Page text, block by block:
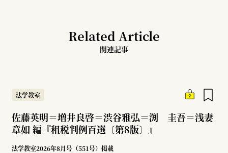
Related Article
関連記事
法学教室
佐藤英明＝増井良啓＝渋谷雅弘＝渕 圭吾＝浅妻
章如 編『租税判例百選〔第8版〕』
法学教室2026年8月号（551号）掲載